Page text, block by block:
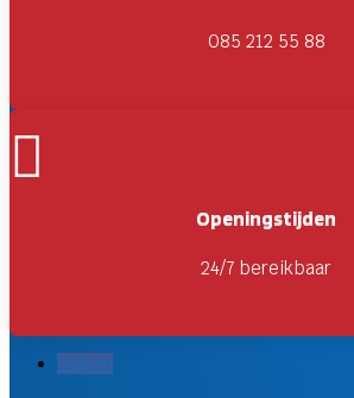
085 212 55 88

Openingstijden
24/7 bereikbaar
Volgen